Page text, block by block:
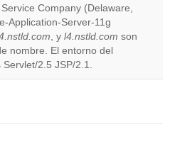
Do you
own this
website?
OK
Company (Delaware,
Application-Server-11g
, y l4.nstld.com son
nombre. El entorno del
2.5 JSP/2.1.